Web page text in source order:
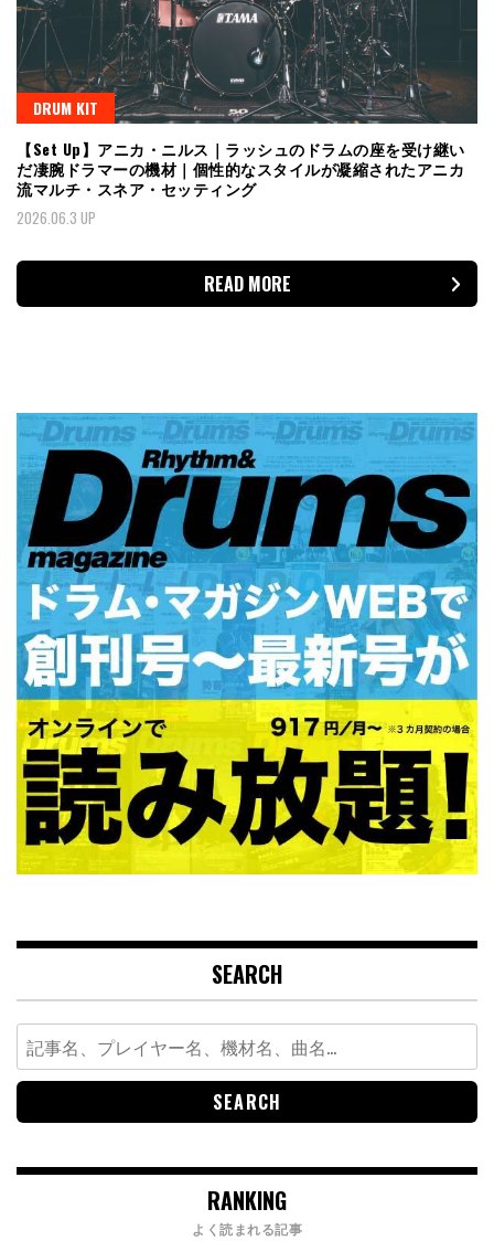
DRUM KIT
【Set Up】アニカ・ニルス｜ラッシュのドラムの座を受け継い
だ凄腕ドラマーの機材｜個性的なスタイルが凝縮されたアニカ
流マルチ・スネア・セッティング
2026.06.3 UP
READ MORE
SEARCH
Search
for:
RANKING
よく読まれる記事